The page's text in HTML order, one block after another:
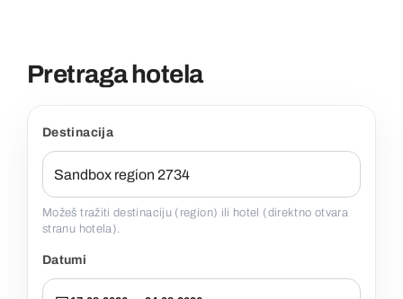
Pretraga hotela
Destinacija
Možeš tražiti destinaciju (region) ili hotel (direktno otvara
stranu hotela).
Datumi